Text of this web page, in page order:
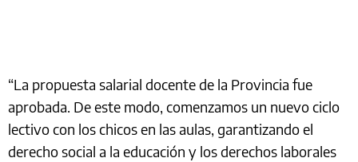
“La propuesta salarial docente de la Provincia fue
aprobada. De este modo, comenzamos un nuevo ciclo
lectivo con los chicos en las aulas, garantizando el
derecho social a la educación y los derechos laborales